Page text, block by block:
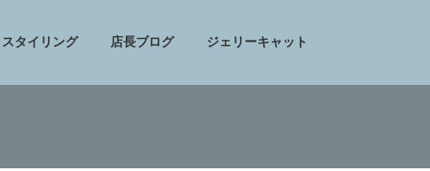
スタイリング 店長ブログ ジェリーキャット